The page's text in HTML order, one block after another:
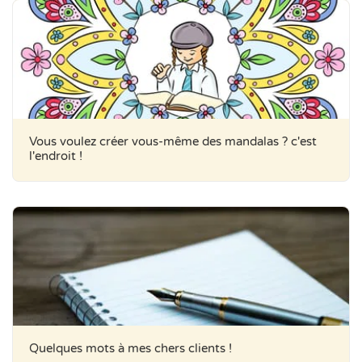
Vous voulez créer vous-même des mandalas ? c'est
l'endroit !
Quelques mots à mes chers clients !